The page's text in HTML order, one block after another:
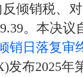
倾销税、
。本决议
销日落复审
布2025年